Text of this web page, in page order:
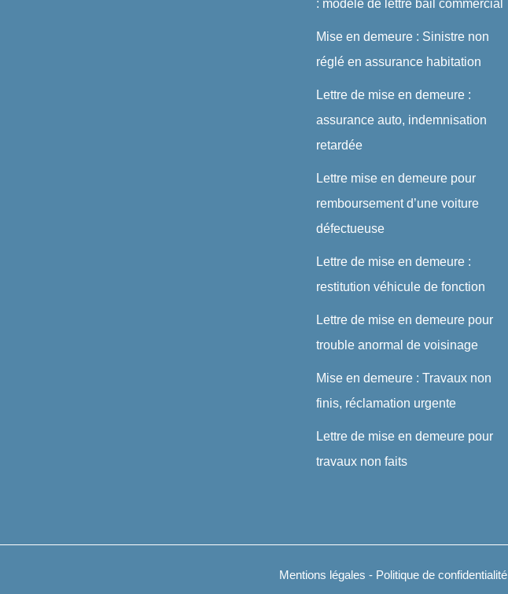
: modèle de lettre bail commercial
Mise en demeure : Sinistre non
réglé en assurance habitation
Lettre de mise en demeure :
assurance auto, indemnisation
retardée
Lettre mise en demeure pour
remboursement d’une voiture
défectueuse
Lettre de mise en demeure :
restitution véhicule de fonction
Lettre de mise en demeure pour
trouble anormal de voisinage
Mise en demeure : Travaux non
finis, réclamation urgente
Lettre de mise en demeure pour
travaux non faits
Mentions légales - Politique de confidentialité